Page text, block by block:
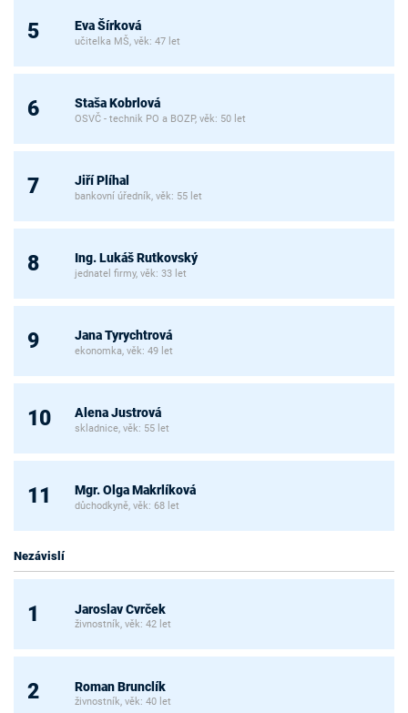
5 Eva Šírková
učitelka MŠ, věk: 47 let
6 Staša Kobrlová
OSVČ - technik PO a BOZP, věk: 50 let
7 Jiří Plíhal
bankovní úředník, věk: 55 let
8 Ing. Lukáš Rutkovský
jednatel firmy, věk: 33 let
9 Jana Tyrychtrová
ekonomka, věk: 49 let
10 Alena Justrová
skladnice, věk: 55 let
11 Mgr. Olga Makrlíková
důchodkyně, věk: 68 let
Nezávislí
1 Jaroslav Cvrček
živnostník, věk: 42 let
2 Roman Brunclík
živnostník, věk: 40 let